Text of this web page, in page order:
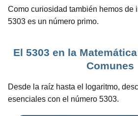
Como curiosidad también hemos de
5303 es un número primo.
El 5303 en la
Comunes
Desde la raíz hasta el logaritmo,
esenciales con el número 5303.